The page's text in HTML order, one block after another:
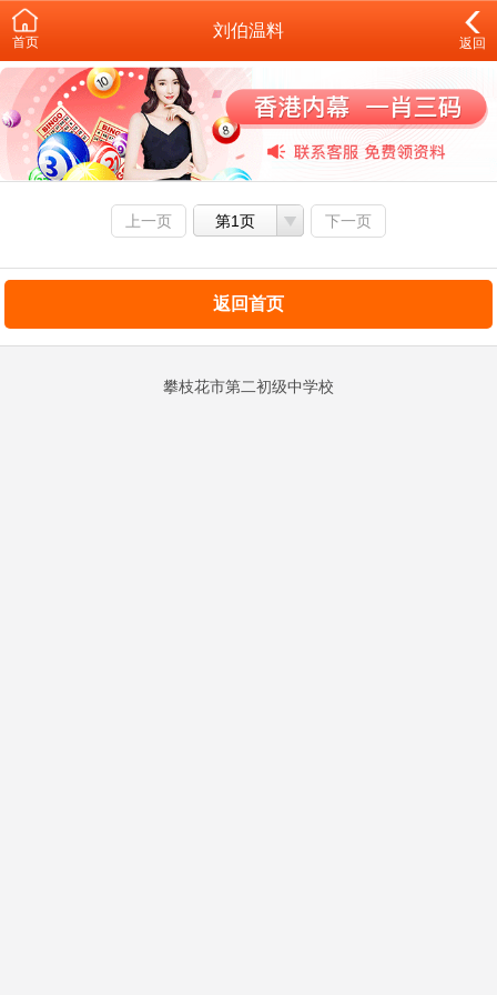
首页
刘伯温料
返回
上一页 第1页 下一页
返回首页
攀枝花市第二初级中学校